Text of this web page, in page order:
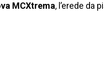
MCXtrema, l’erede da